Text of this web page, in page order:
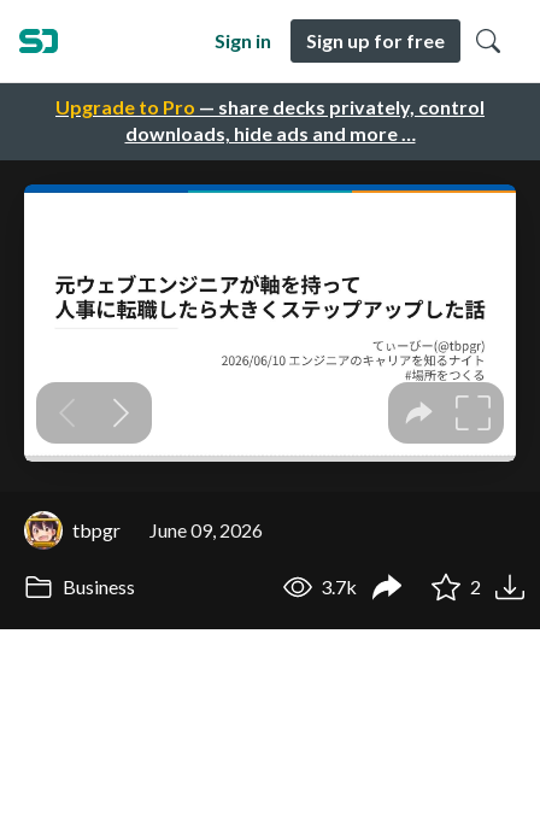
Upgrade to Pro — share decks privately, control
downloads, hide ads and more …
Sign in Sign up for free
tbpgr June 09, 2026
Business 3.7k 2